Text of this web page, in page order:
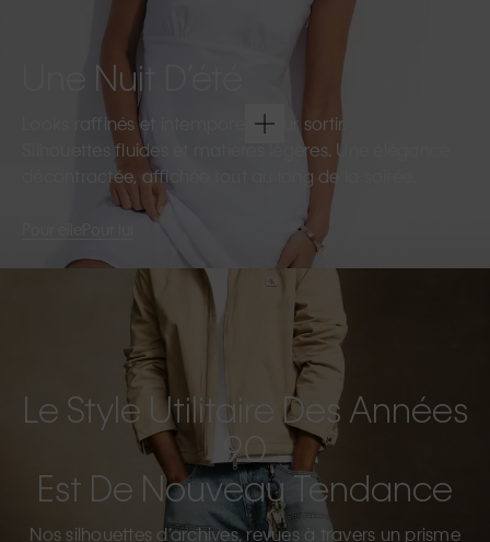
Une Nuit D’été
Looks raffinés et intemporels pour sortir.
Silhouettes fluides et matières légères. Une élégance
décontractée, affichée tout au long de la soirée.
Le Style Utilitaire Des Années
90
Est De Nouveau Tendance
Nos silhouettes d’archives, revues à travers un prisme